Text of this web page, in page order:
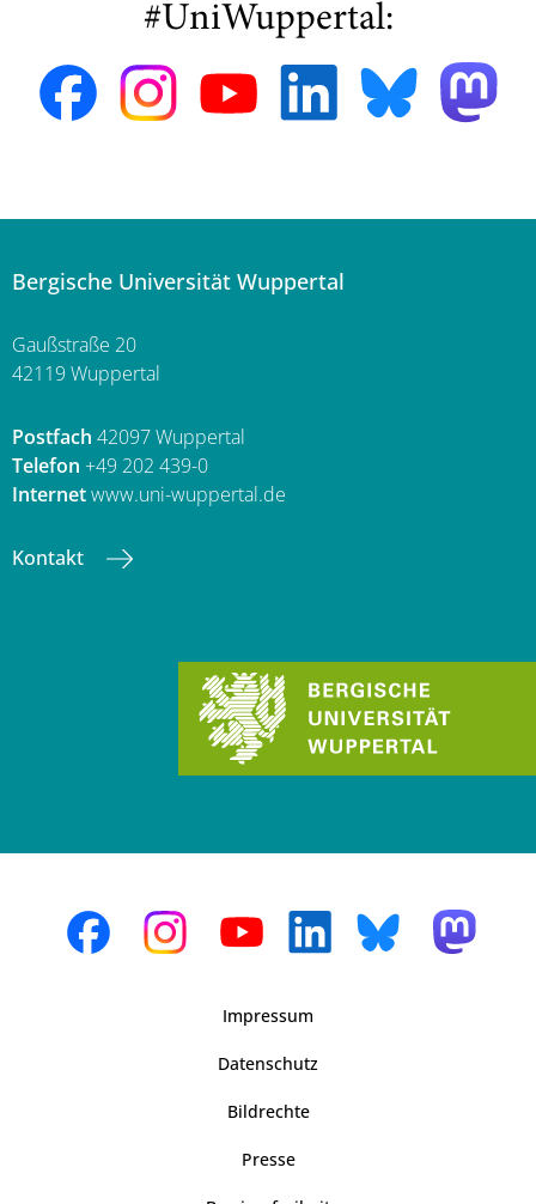
#UniWuppertal:
Bergische Universität Wuppertal
Gaußstraße 20
42119 Wuppertal
Postfach 42097 Wuppertal
Telefon +49 202 439-0
Internetwww.uni-wuppertal.de
Kontakt
Impressum
Datenschutz
Bildrechte
Presse